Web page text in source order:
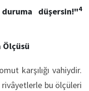
düşersin!"4
Ölçüsü
karşılığı vahiydir.
bu ölçüleri